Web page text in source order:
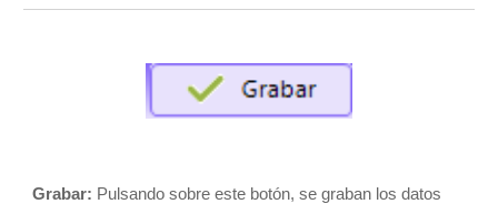
Grabar: Pulsando sobre este botón, se graban los datos